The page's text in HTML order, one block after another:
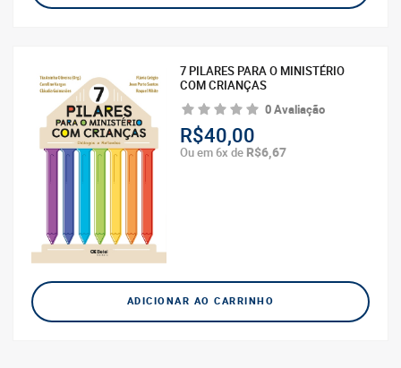
7 PILARES PARA O MINISTÉRIO
COM CRIANÇAS
0 Avaliação
R$40,00
Ou em 6x de R$6,67
ADICIONAR AO CARRINHO